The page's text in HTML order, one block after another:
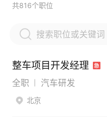
共816个职位
整车项目开发经理
全职 汽车研发
北京